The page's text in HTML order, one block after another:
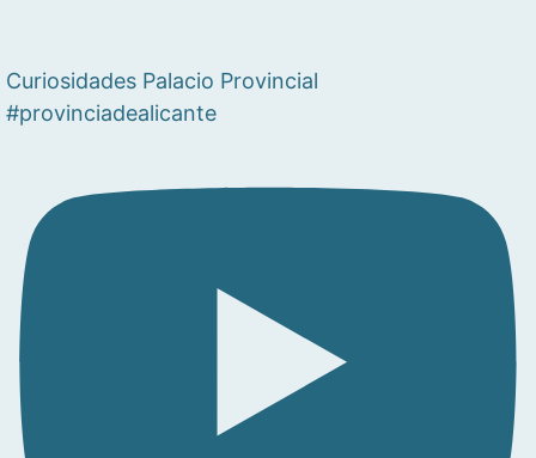
Curiosidades Palacio Provincial
#provinciadealicante